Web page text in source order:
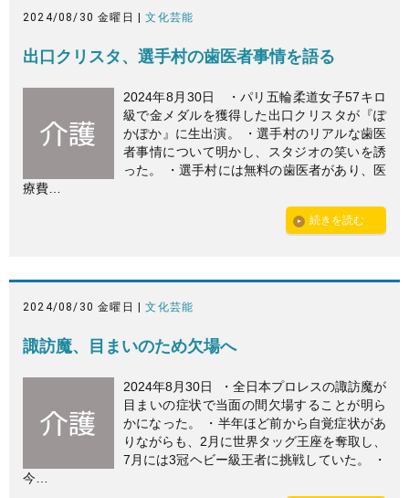
2024/08/30 金曜日 |文化芸能
出口クリスタ、選手村の歯医者事情を語る
2024年8月30日 ・パリ五輪柔道女子57キロ
級で金メダルを獲得した出口クリスタが『ぽ
かぽか』に生出演。 ・選手村のリアルな歯医
者事情について明かし、スタジオの笑いを誘
った。 ・選手村には無料の歯医者があり、医
療費…
続きを読む
2024/08/30 金曜日 |文化芸能
諏訪魔、目まいのため欠場へ
2024年8月30日 ・全日本プロレスの諏訪魔が
目まいの症状で当面の間欠場することが明ら
かになった。 ・半年ほど前から自覚症状があ
りながらも、2月に世界タッグ王座を奪取し、
7月には3冠ヘビー級王者に挑戦していた。 ・
今…